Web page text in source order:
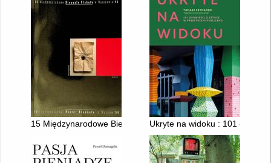
15 Międzynarodowe Biennale Plakatu w Warszawie '96 =
Ukryte na widoku : 101